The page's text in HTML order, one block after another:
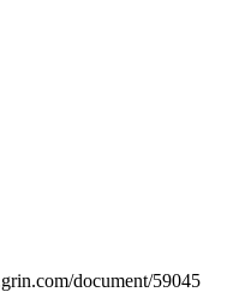
document/59045